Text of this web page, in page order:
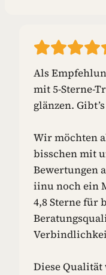
Als
mit 5-Sterne-
glänzen.
Wir möchten
bisschen mit
Bewertungen
iinu noch ein
4,8 Sterne für
Diese